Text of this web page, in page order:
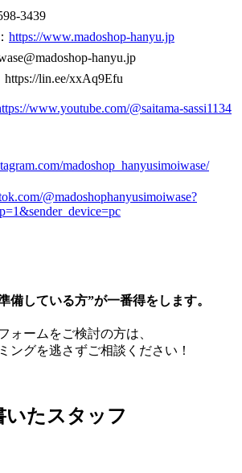
3439
https://www.madoshop-hanyu.jp
hanyu.jp
https://lin.ee/xxAq9Efu
www.youtube.com/@saitama-sassi1134
madoshop_hanyusimoiwase/
@madoshophanyusimoiwase?
備している方”が一番得をします。
ォームをご検討の方は、
ングを逃さずご相談ください！
いたスタッフ